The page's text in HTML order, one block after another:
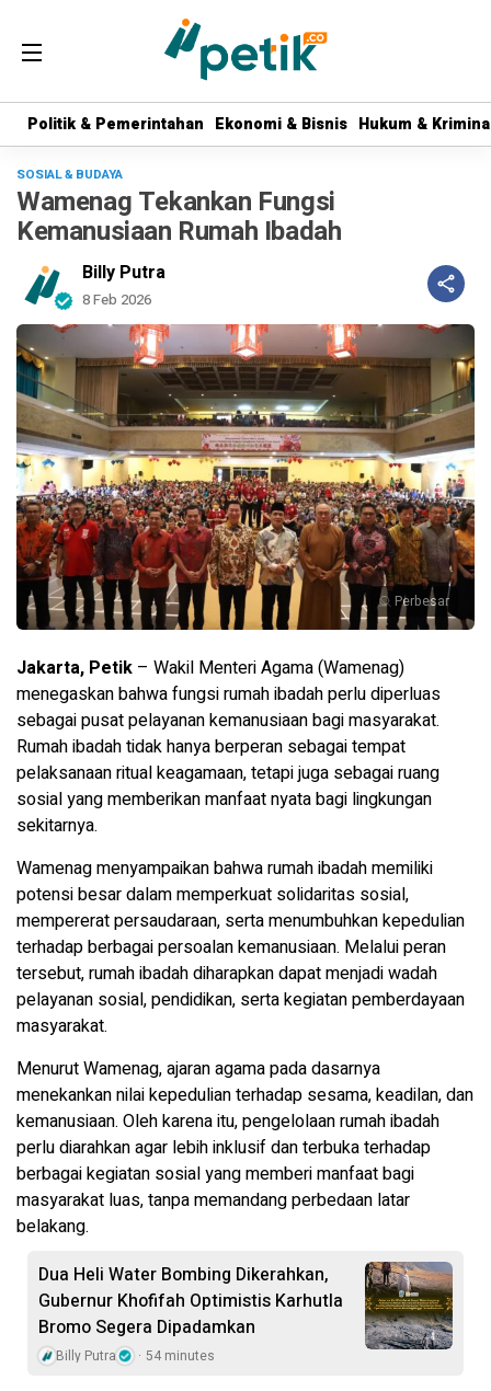
Politik & Pemerintahan Ekonomi & Bisnis Hukum &
Politik & Pemerintahan Ekonomi & Bisnis Hukum &
SOSIAL & BUDAYA
Wamenag Tekankan Fungsi
Kemanusiaan Rumah Ibadah
Billy Putra
8 Feb 2026
Perbesar
Jakarta, Petik – Wakil Menteri Agama (Wamenag)
menegaskan bahwa fungsi rumah ibadah perlu diperluas
sebagai pusat pelayanan kemanusiaan bagi masyarakat.
Rumah ibadah tidak hanya berperan sebagai tempat
pelaksanaan ritual keagamaan, tetapi juga sebagai ruang
sosial yang memberikan manfaat nyata bagi lingkungan
sekitarnya.
Wamenag menyampaikan bahwa rumah ibadah memiliki
potensi besar dalam memperkuat solidaritas sosial,
mempererat persaudaraan, serta menumbuhkan kepedulian
terhadap berbagai persoalan kemanusiaan. Melalui peran
tersebut, rumah ibadah diharapkan dapat menjadi wadah
pelayanan sosial, pendidikan, serta kegiatan pemberdayaan
masyarakat.
Menurut Wamenag, ajaran agama pada dasarnya
menekankan nilai kepedulian terhadap sesama, keadilan, dan
kemanusiaan. Oleh karena itu, pengelolaan rumah ibadah
perlu diarahkan agar lebih inklusif dan terbuka terhadap
berbagai kegiatan sosial yang memberi manfaat bagi
masyarakat luas, tanpa memandang perbedaan latar
belakang.
Dua Heli Water Bombing Dikerahkan,
Gubernur Khofifah Optimistis Karhutla
Bromo Segera Dipadamkan
Billy Putra 54 minutes